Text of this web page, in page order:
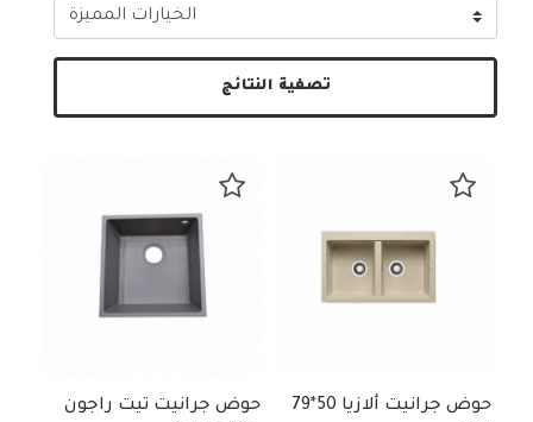
تصفية النتائج
حوض جرانيت ألازيا 50*79
حوض جرانيت تيت راجون